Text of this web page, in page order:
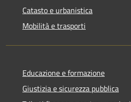
Catasto e urbanistica
Mobilità e trasporti
Educazione e formazione
Giustizia e sicurezza pubblica